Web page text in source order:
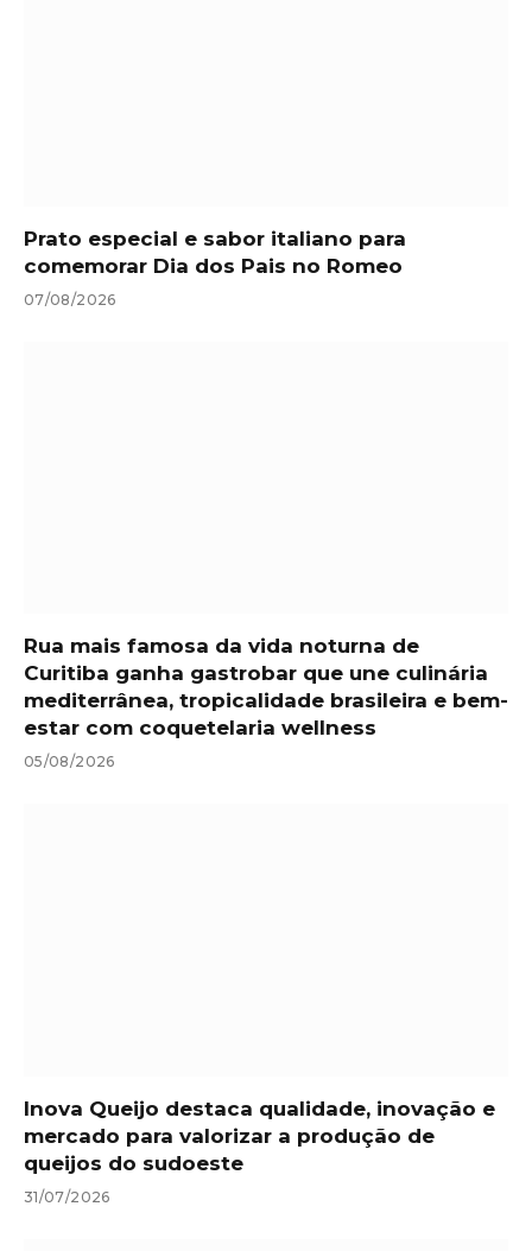
Prato especial e sabor italiano para
comemorar Dia dos Pais no Romeo
07/08/2026
Rua mais famosa da vida noturna de
Curitiba ganha gastrobar que une culinária
mediterrânea, tropicalidade brasileira e bem-
estar com coquetelaria wellness
05/08/2026
Inova Queijo destaca qualidade, inovação e
mercado para valorizar a produção de
queijos do sudoeste
31/07/2026